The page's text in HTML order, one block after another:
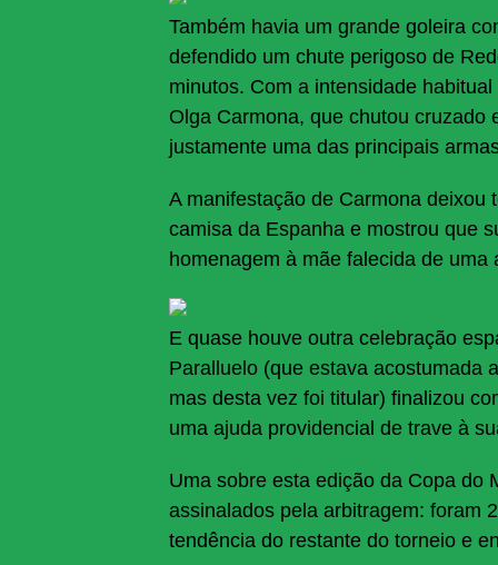
Também havia um grande goleira
defendido um chute perigoso de
minutos. Com a intensidade habitual
Olga Carmona, que chutou cruzado
justamente uma das principais
A manifestação de Carmona deixou
camisa da Espanha e mostrou que
homenagem à mãe falecida de uma
E quase houve outra celebração
Paralluelo (que estava acostumada
mas desta vez foi titular) finalizou
uma ajuda providencial de trave à
Uma sobre esta edição da Copa do
assinalados pela arbitragem: foram
tendência do restante do torneio e